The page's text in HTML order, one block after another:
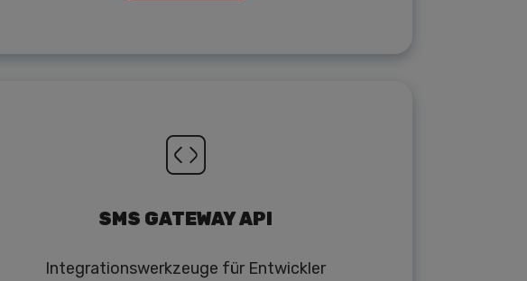
SMS GATEWAY API
Integrationswerkzeuge für Entwickler